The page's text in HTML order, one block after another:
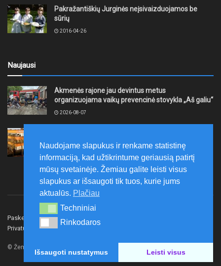
Pakražantiškių Jurginės neįsivaizduojamos be
sūrių
2016-04-26
Naujausi
Akmenės rajone jau devintus metus
organizuojama vaikų prevencinė stovykla „Aš galiu“
2026-08-07
smulkiojo ir vidutinio verslo subjektų kūrimąsi
2026-08-07
Paskelbk naujieną Rašyti redakcijai
Privatumo politika
© Žemaitijos gidas.
Naudojame slapukus ir renkame statistinę
informaciją, kad užtikrintume geriausią patirtį
mūsų svetainėje. Žemiau galite leisti visus
slapukus ar išsaugoti tik tuos, kurie jums
aktualūs. Plačiau
Techniniai
Techniniai
Rinkodaros
Rinkodaros
Išsaugoti nustatymus Leisti visus